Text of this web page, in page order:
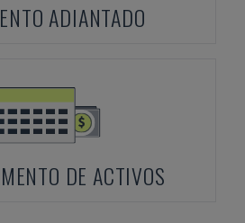
ADIANTADO
DE ACTIVOS